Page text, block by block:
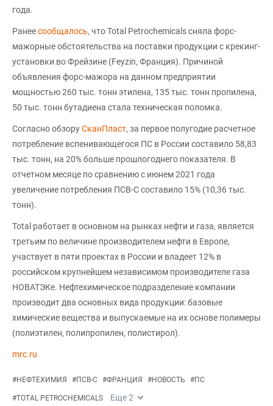
года.
Ранеесообщалось, что Total Petrochemicals сняла форс-
мажорные обстоятельства на поставки продукции с крекинг-
установки во Фрейзине (Feyzin, Франция). Причиной
объявления форс-мажора на данном предприятии
мощностью 260 тыс. тонн этилена, 135 тыс. тонн пропилена,
50 тыс. тонн бутадиена стала техническая поломка.
Согласно обзоруСканПласт, за первое полугодие расчетное
потребление вспенивающегося ПС в России составило 58,83
тыс. тонн, на 20% больше прошлогоднего показателя. В
отчетном месяце по сравнению с июнем 2021 года
увеличение потребления ПСВ-С составило 15% (10,36 тыс.
тонн).
Total работает в основном на рынках нефти и газа, является
третьим по величине производителем нефти в Европе,
участвует в пяти проектах в России и владеет 12% в
российском крупнейшем независимом производителе газа
НОВАТЭКе. Нефтехимическое подразделение компании
производит два основных вида продукции: базовые
химические вещества и выпускаемые на их основе полимеры
(полиэтилен, полипропилен, полистирол).
mrc.ru
#НЕФТЕХИМИЯ #ПСВ-С #ФРАНЦИЯ #НОВОСТЬ #ПС
#TOTAL PETROCHEMICALS Еще2